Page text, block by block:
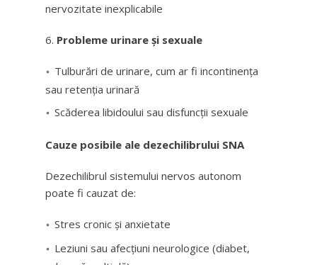
nervozitate inexplicabile
Probleme urinare și sexuale
Tulburări de urinare, cum ar fi incontinența
sau retenția urinară
Scăderea libidoului sau disfuncții sexuale
Cauze posibile ale dezechilibrului SNA
Dezechilibrul sistemului nervos autonom
poate fi cauzat de:
Stres cronic și anxietate
Leziuni sau afecțiuni neurologice (diabet,